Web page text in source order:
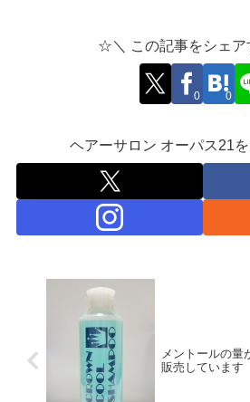
☆＼ この記事をシェ
0 0
ヘアーサロン オーパス21
メントールの量
販売しています